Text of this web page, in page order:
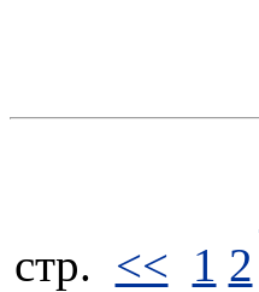
стp. << 1 2